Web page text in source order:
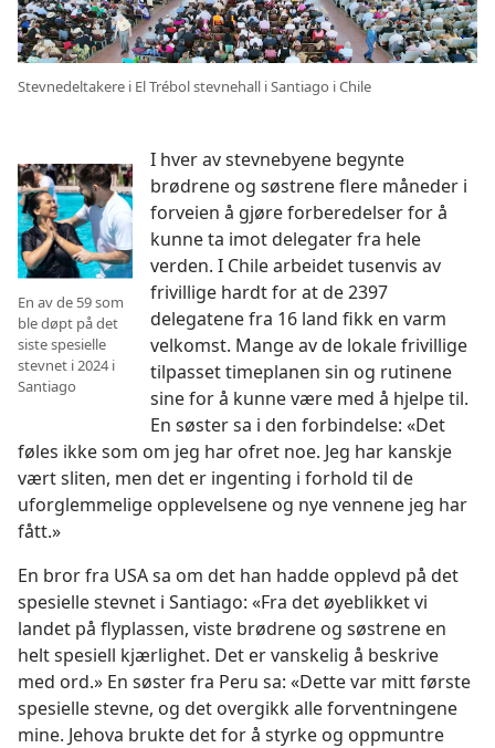
Stevnedeltakere i El Trébol stevnehall i Santiago i Chile
En av de 59 som
ble døpt på det
siste spesielle
stevnet i 2024 i
Santiago
I hver av stevnebyene begynte
brødrene og søstrene flere måneder i
forveien å gjøre forberedelser for å
kunne ta imot delegater fra hele
verden. I Chile arbeidet tusenvis av
frivillige hardt for at de 2397
delegatene fra 16 land fikk en varm
velkomst. Mange av de lokale frivillige
tilpasset timeplanen sin og rutinene
sine for å kunne være med å hjelpe til.
En søster sa i den forbindelse: «Det
føles ikke som om jeg har ofret noe. Jeg har kanskje
vært sliten, men det er ingenting i forhold til de
uforglemmelige opplevelsene og nye vennene jeg har
fått.»
En bror fra USA sa om det han hadde opplevd på det
spesielle stevnet i Santiago: «Fra det øyeblikket vi
landet på flyplassen, viste brødrene og søstrene en
helt spesiell kjærlighet. Det er vanskelig å beskrive
med ord.» En søster fra Peru sa: «Dette var mitt første
spesielle stevne, og det overgikk alle forventningene
mine. Jehova brukte det for å styrke og oppmuntre